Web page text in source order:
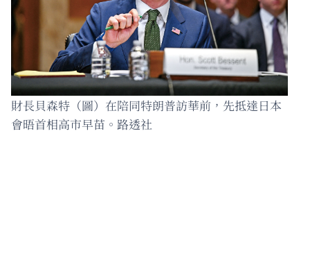
財長貝森特（圖）在陪同特朗普訪華前，先抵達日本
會晤首相高市早苗。路透社